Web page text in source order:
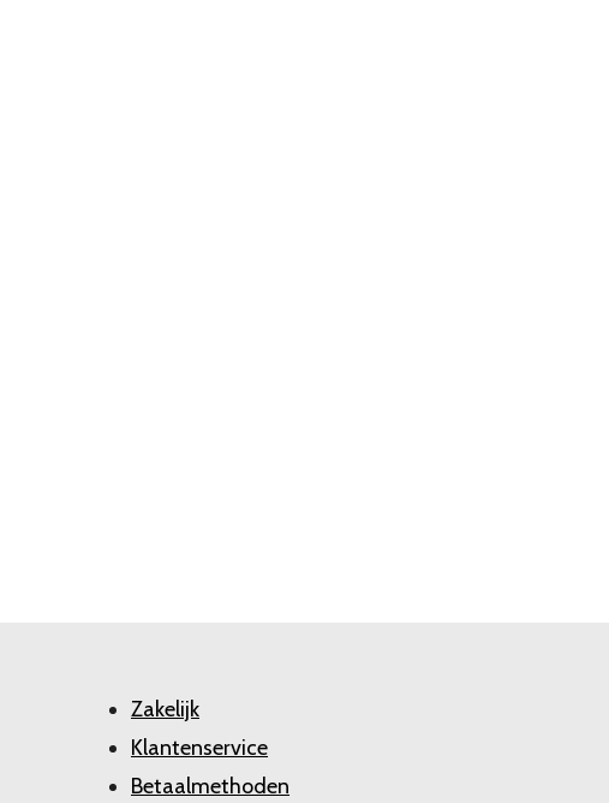
Zakelijk
Klantenservice
Betaalmethoden